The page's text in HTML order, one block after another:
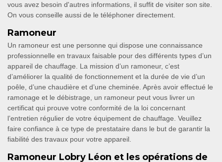
vous avez besoin d'autres informations, il suffit de visiter son site.
On vous conseille aussi de le téléphoner directement.
Ramoneur
Un ramoneur est une personne qui dispose une connaissance
professionnelle en travaux faisable pour des différents types d’un
appareil de chauffage. La mission d’un ramoneur, c’est
d’améliorer la qualité de fonctionnement et la durée de vie d’un
poêle, d’une chaudière et d’une cheminée. Après avoir effectué le
ramonage et le débistrage, un ramoneur peut vous livrer un
certificat qui prouve votre conformité de la loi concernant
l’entretien régulier de votre équipement de chauffage. Veuillez
faire confiance à ce type de prestataire dans le but de garantir la
fiabilité des travaux pour votre appareil.
Ramoneur Lobry Léon et les opérations de